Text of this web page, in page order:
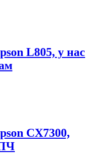
L805, у нас
CX7300,